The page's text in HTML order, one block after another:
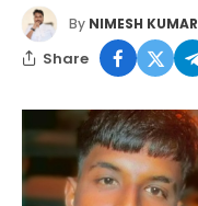
By NIMESH
Share